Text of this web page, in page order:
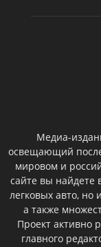
Медиа-
освещающий
мировом и
сайте вы найдете
легковых авто, но
а также
Проект активно
главного